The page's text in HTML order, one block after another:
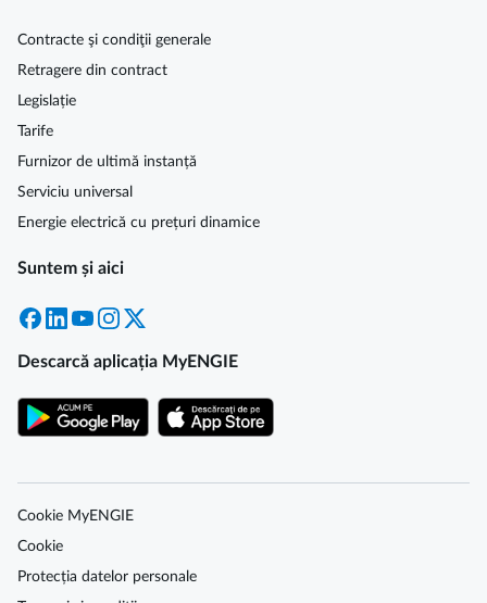
Contracte şi condiţii generale
Retragere din contract
Legislație
Tarife
Furnizor de ultimă instanță
Serviciu universal
Energie electrică cu prețuri dinamice
Suntem și aici
Facebook
LinkedInYouTubeInstagram
Descarcă aplicația MyENGIE
Cookie MyENGIE
Cookie
Protecția datelor personale